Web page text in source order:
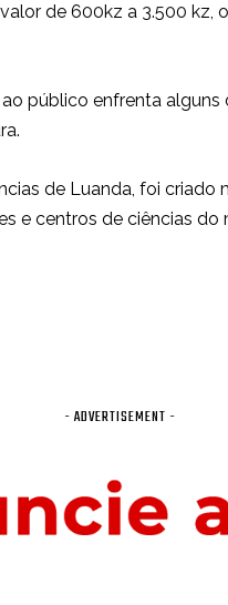
de 600kz a 3.500 kz,
público enfrenta
de Luanda, foi
e centros de ciências do
- ADVERTISEMENT -